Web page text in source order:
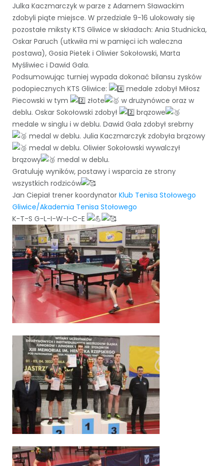
Julka Kaczmarczyk w parze z Adamem Sławackim
zdobyli piąte miejsce. W przedziale 9-16 ulokowały się
pozostałe miksty KTS Gliwice w składach: Ania Studnicka,
Oskar Paruch (utkwiła mi w pamięci ich waleczna
postawa), Gosia Pietek i Oliwier Sokołowski, Marta
Myśliwiec i Dawid Gala.
Podsumowując turniej wypada dokonać bilansu zysków
podopiecznych KTS Gliwice:
medale zdobył Miłosz
Piecowski w tym
złote
w drużynówce oraz w
deblu. Oskar Sokołowski zdobył
brązowe
medale w singlu i w deblu. Dawid Gala zdobył srebrny
medal w deblu. Julia Kaczmarczyk zdobyła brązowy
medal w deblu. Oliwier Sokołowski wywalczył
brązowy
medal w deblu.
Gratuluję wyników, postawy i wsparcia ze strony
wszystkich rodziców
Jan Ciepiał trener koordynator Klub Tenisa Stołowego
Gliwice/Akademia Tenisa Stołowego
K-T-S G-L-I-W-I-C-E